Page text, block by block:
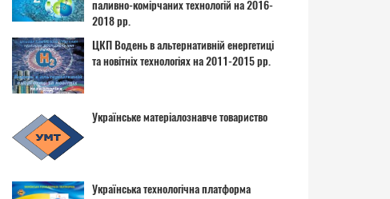
паливно-комірчаних технологій на 2016-
2018 рр.
ЦКП Водень в альтернативній енергетиці
та новітніх технологіях на 2011-2015 рр.
Українське матеріалознавче товариство
Українська технологічна платформа